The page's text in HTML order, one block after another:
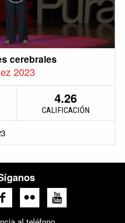
cerebrales
2023
4.26
CALIFICACIÓN